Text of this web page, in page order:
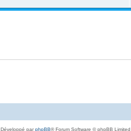
Développé parphpBB® Forum Software © phpBB Limited